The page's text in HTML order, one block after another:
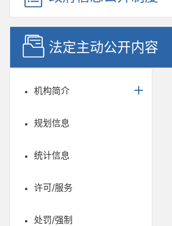
法定主动公开内容
机构简介
规划信息
统计信息
许可/服务
处罚/强制